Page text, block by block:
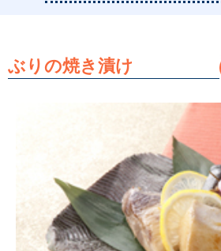
ぶりの焼き漬け